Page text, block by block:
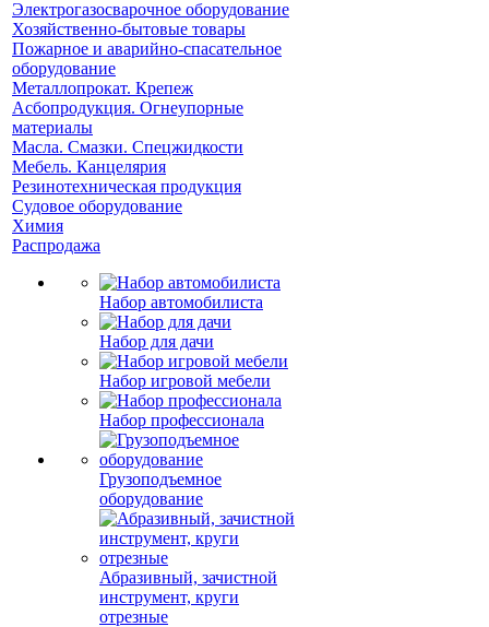
Электрогазосварочное оборудование
Хозяйственно-бытовые товары
Пожарное и аварийно-спасательное
оборудование
Металлопрокат. Крепеж
Асбопродукция. Огнеупорные
материалы
Масла. Смазки. Спецжидкости
Мебель. Канцелярия
Резинотехническая продукция
Судовое оборудование
Химия
Распродажа
Набор автомобилиста
Набор для дачи
Набор игровой мебели
Набор профессионала
Грузоподъемное
оборудование
Абразивный, зачистной
инструмент, круги
отрезные